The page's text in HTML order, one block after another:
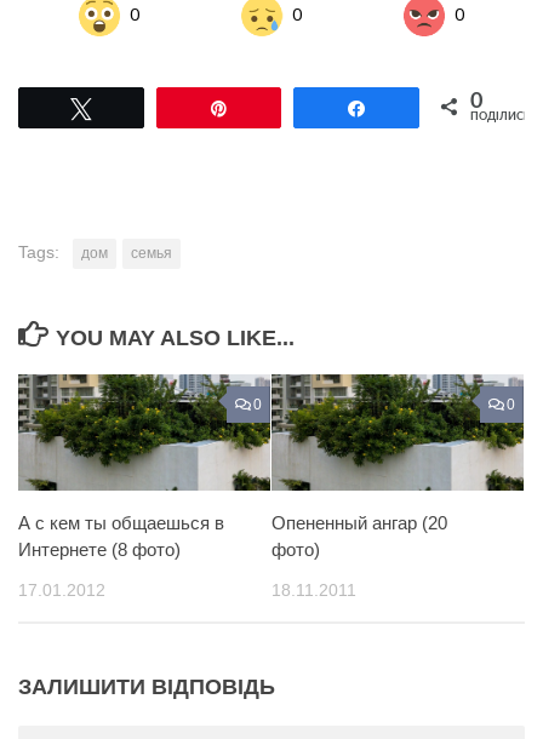
0 0 0
Поділитися0
ПОДІЛИСЬ
Tags: дом семья
YOU MAY ALSO LIKE...
0
А с кем ты общаешься в
Интернете (8 фото)
17.01.2012
0
Опененный ангар (20
фото)
18.11.2011
ЗАЛИШИТИ ВІДПОВІДЬ